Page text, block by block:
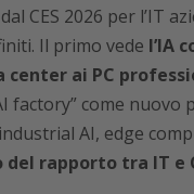
CES 2026 per l’IT
Il primo vede l’IA
ai PC
factory” come nuovo
AI, edge
rapporto tra IT e